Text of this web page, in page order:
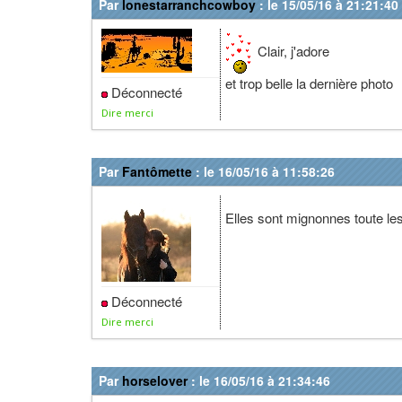
Par lonestarranchcowboy : le 15/05/16 à 21:21:40
Déconnecté
Dire merci
Clair, j'adore
et trop belle la dernière photo
Par Fantômette : le 16/05/16 à 11:58:26
Déconnecté
Dire merci
Elles sont mignonnes toute
Par horselover: le 16/05/16 à 21:34:46